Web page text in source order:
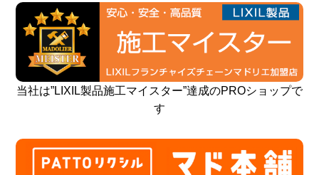
当社は”LIXIL製品施工マイスター”達成のPROショップで
す